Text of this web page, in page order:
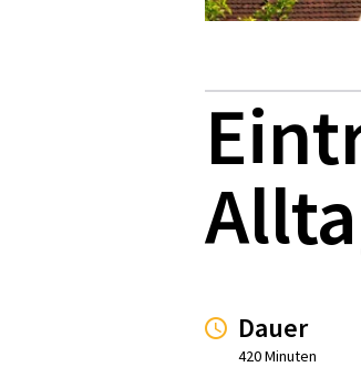
Dauer
420 Minuten